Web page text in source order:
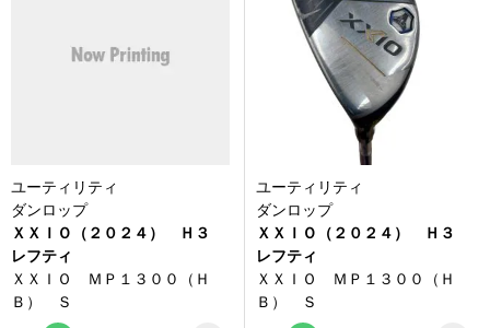
ユーティリティ
ダンロップ
ＸＸＩＯ（２０２４） Ｈ３
レフティ
ＸＸＩＯ ＭＰ１３００（Ｈ
Ｂ） Ｓ
ユーティリティ
ダンロップ
ＸＸＩＯ（２０２４） Ｈ３
レフティ
ＸＸＩＯ ＭＰ１３００（Ｈ
Ｂ） Ｓ